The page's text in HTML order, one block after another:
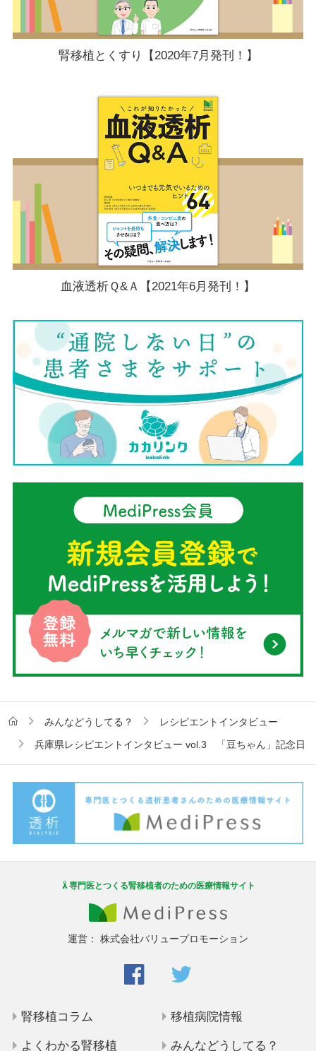
腎移植とくすり【2020年7月発刊！】
血液透析Ｑ&Ａ【2021年6月発刊！】
みんなどうしてる？
レシピエントインタビュー
兵庫県レシピエントインタビュー vol.3 「豆ちゃん」記念日
専門医とつくる腎移植者のための医療情報サイト
運営： 株式会社バリュープロモーション
腎移植コラム 移植病院情報
よくわかる腎移植 みんなどうしてる？